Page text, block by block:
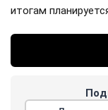
итогам